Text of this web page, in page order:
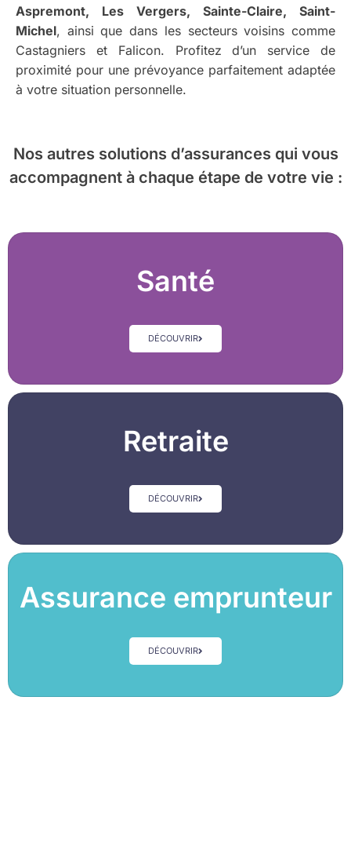
Aspremont, Les Vergers, Sainte-Claire, Saint-
Michel, ainsi que dans les secteurs voisins comme
Castagniers et Falicon. Profitez d’un service de
proximité pour une prévoyance parfaitement adaptée
à votre situation personnelle.
Nos autres solutions d’assurances qui vous
accompagnent à chaque étape de votre vie :
Santé
DÉCOUVRIR
Retraite
DÉCOUVRIR
Assurance emprunteur
DÉCOUVRIR